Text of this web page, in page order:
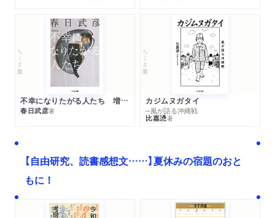
ちくま文庫
不幸になりたがる人たち 増補新版
春日武彦著
ちくま文庫
カジムヌガタイ
─風が語る沖縄戦
比嘉慂著
【自由研究、読書感想文……】夏休みの宿題のおと
もに！